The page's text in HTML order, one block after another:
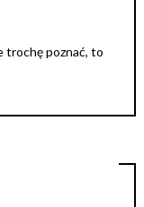
trochę poznać, to